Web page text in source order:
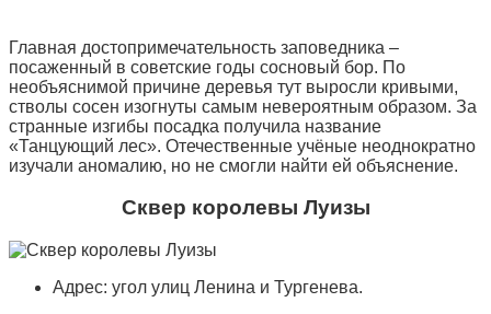
Главная достопримечательность заповедника –
посаженный в советские годы сосновый бор. По
необъяснимой причине деревья тут выросли кривыми,
стволы сосен изогнуты самым невероятным образом. За
странные изгибы посадка получила название
«Танцующий лес». Отечественные учёные неоднократно
изучали аномалию, но не смогли найти ей объяснение.
Сквер королевы Луизы
Адрес: угол улиц Ленина и Тургенева.